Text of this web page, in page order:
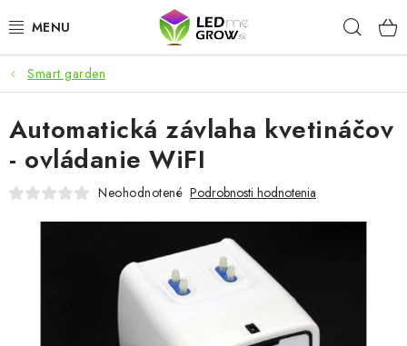
na
AKCIE
LED OSVETLENIE PRE RASTLINY
PESTOVATEĽSKÉ POTREBY
PRE AKVÁRIA
Smart garden
Automatická závlaha kvetináčov
- ovládanie WiFI
Neohodnotené Podrobnosti hodnotenia